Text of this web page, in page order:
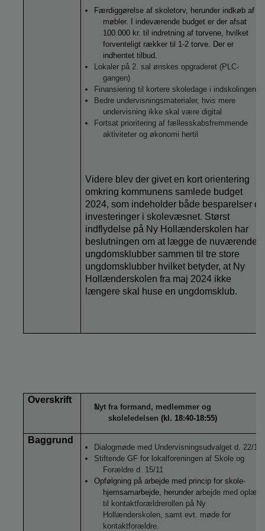
Færdiggørelse af skoletorv, herunder indkøb af
møbler. I indeværende budget er der afsat
100.000 kr. til indretning af torvene, hvilket
forventeligt rækker til 1-2 torve. Der er
indhentet tilbud.
Lokaler på 2. sal ønskes opgraderet (PLC-
gangen)
Finansiering til kortere skoledage i indskolingen
Bedre undervisningsmaterialer, hvis mere
undervisning ikke skal være digital
Fortsat prioritering af fællesskabsfremmende
aktiviteter og økonomi hertil
Videre blev der givet en kort orientering
omkring kommunens samlede budget
2024, som indeholder både besparelser og
investeringer i skolevæsnet. Størst
indflydelse på Ny Hollænderskolen har
beslutningen om at lægge de nuværende
ungdomsklubber sammen til tre store
ungdomsklubber hvilket betyder, at Ny
Hollænderskolen fra maj 2024 ikke
længere skal huse en ungdomsklub.
Overskrift
Nyt fra formand, medlemmer og
skoleledelsen(kl. 18:40-18:55)
Baggrund
Dialogmøde med Undervisningsudvalget d. 22/11
Stiftende GF for lokalforeningen af Skole og
Forældre d. 15/11
Opfølgning på arbejde med princip for skole-
hjemsamarbejde, herunder arbejde med oplæg
til kontaktforældrerollen på Ny
Hollænderskolen, samt evt. møde for
kontaktforældre.